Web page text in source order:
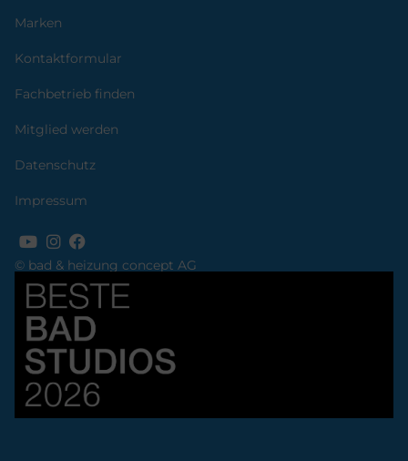
© bad & heizung concept AG
Marken
Kontaktformular
Fachbetrieb finden
Mitglied werden
Datenschutz
Impressum